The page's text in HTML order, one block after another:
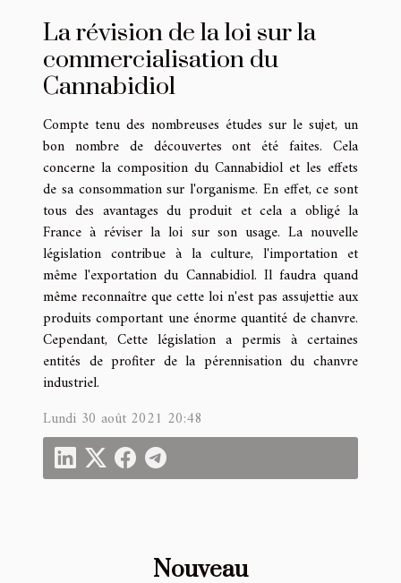
La révision de la loi sur la
commercialisation du
Cannabidiol
Compte tenu des nombreuses études sur le sujet, un
bon nombre de découvertes ont été faites. Cela
concerne la composition du Cannabidiol et les effets
de sa consommation sur l'organisme. En effet, ce sont
tous des avantages du produit et cela a obligé la
France à réviser la loi sur son usage. La nouvelle
législation contribue à la culture, l'importation et
même l'exportation du Cannabidiol. Il faudra quand
même reconnaître que cette loi n'est pas assujettie aux
produits comportant une énorme quantité de chanvre.
Cependant, Cette législation a permis à certaines
entités de profiter de la pérennisation du chanvre
industriel.
Lundi 30 août 2021 20:48
Nouveau